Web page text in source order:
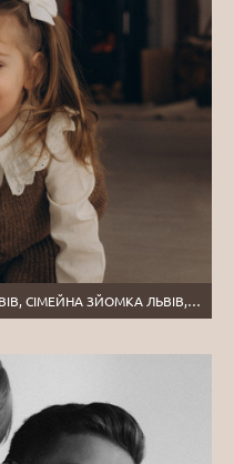
СІМЕЙНА ФОТОСЕСІЯ ТЕРНОПІЛЬ ЛЬВІВ, СІМЕЙНА ЗЙОМКА ЛЬВІВ, ЗЙОМКА МАМИ І ДИТИНИ